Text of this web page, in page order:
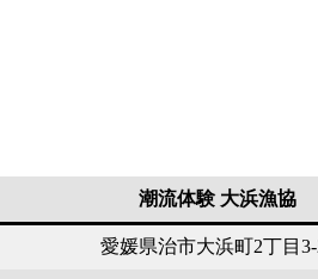
潮流体験 大浜漁協
愛媛県治市大浜町2丁目